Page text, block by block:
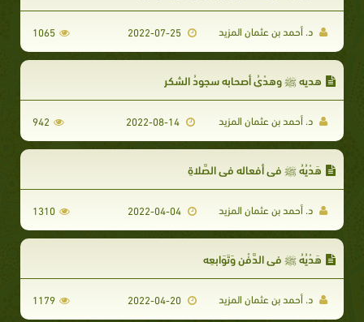
د. أحمد بن عثمان المزيد 1065
هديه ﷺ وهدْيُ أصحابه سجودُ الشكر
د. أحمد بن عثمان المزيد 942
هَدْيُهُ ﷺ في أفعاله في الصَّلاةِ
د. أحمد بن عثمان المزيد 1310
هَدْيُهُ ﷺ في الدَّفْنِ وَتَوَابِعِه
د. أحمد بن عثمان المزيد 1179